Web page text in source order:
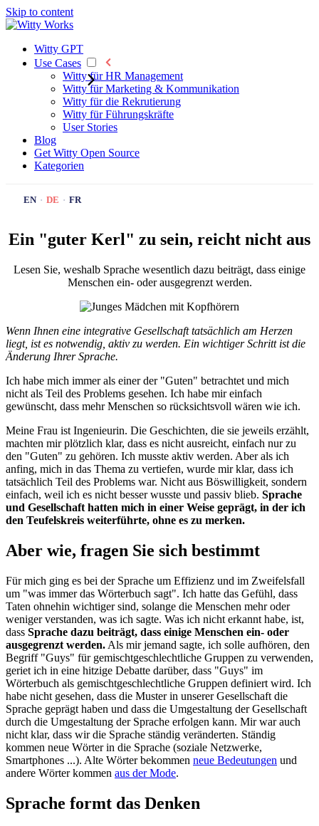
Skip to content
Witty GPT
Use Cases
Witty für HR Management
Witty für Marketing & Kommunikation
Witty für die Rekrutierung
Witty für Führungskräfte
User Stories
Blog
Get Witty Open Source
Kategorien
EN · DE · FR
Ein "guter Kerl" zu sein, reicht nicht aus
Lesen Sie, weshalb Sprache wesentlich dazu beiträgt, dass einige
Menschen ein- oder ausgegrenzt werden.
Wenn Ihnen eine integrative Gesellschaft tatsächlich am Herzen
liegt, ist es notwendig, aktiv zu werden. Ein wichtiger Schritt ist die
Änderung Ihrer Sprache.
Ich habe mich immer als einer der "Guten" betrachtet und mich
nicht als Teil des Problems gesehen. Ich habe mir einfach
gewünscht, dass mehr Menschen so rücksichtsvoll wären wie ich.
Meine Frau ist Ingenieurin. Die Geschichten, die sie jeweils erzählt,
machten mir plötzlich klar, dass es nicht ausreicht, einfach nur zu
den "Guten" zu gehören. Ich musste aktiv werden. Aber als ich
anfing, mich in das Thema zu vertiefen, wurde mir klar, dass ich
tatsächlich Teil des Problems war. Nicht aus Böswilligkeit, sondern
einfach, weil ich es nicht besser wusste und passiv blieb. Sprache
und Gesellschaft hatten mich in einer Weise geprägt, in der ich
den Teufelskreis weiterführte, ohne es zu merken.
Aber wie, fragen Sie sich bestimmt
Für mich ging es bei der Sprache um Effizienz und im Zweifelsfall
um "was immer das Wörterbuch sagt". Ich hatte das Gefühl, dass
Taten ohnehin wichtiger sind, solange die Menschen mehr oder
weniger verstanden, was ich sagte. Was ich nicht erkannt habe, ist,
dass Sprache dazu beiträgt, dass einige Menschen ein- oder
ausgegrenzt werden. Als mir jemand sagte, ich solle aufhören, den
Begriff "Guys" für gemischtgeschlechtliche Gruppen zu verwenden,
geriet ich in eine hitzige Debatte darüber, dass "Guys" im
Wörterbuch als gemischtgeschlechtliche Gruppen definiert wird. Ich
habe nicht gesehen, dass die Muster in unserer Gesellschaft die
Sprache geprägt haben und dass die Umgestaltung der Gesellschaft
durch die Umgestaltung der Sprache erfolgen kann. Mir war auch
nicht klar, dass wir die Sprache ständig veränderten. Ständig
kommen neue Wörter in die Sprache (soziale Netzwerke,
Smartphones ...). Alte Wörter bekommen neue Bedeutungen und
andere Wörter kommen aus der Mode.
Sprache formt das Denken